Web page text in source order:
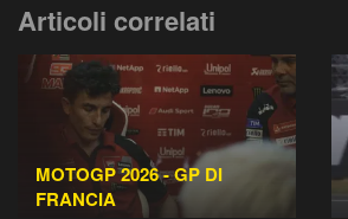
Articoli correlati
MOTOGP 2026 - GP DI
FRANCIA